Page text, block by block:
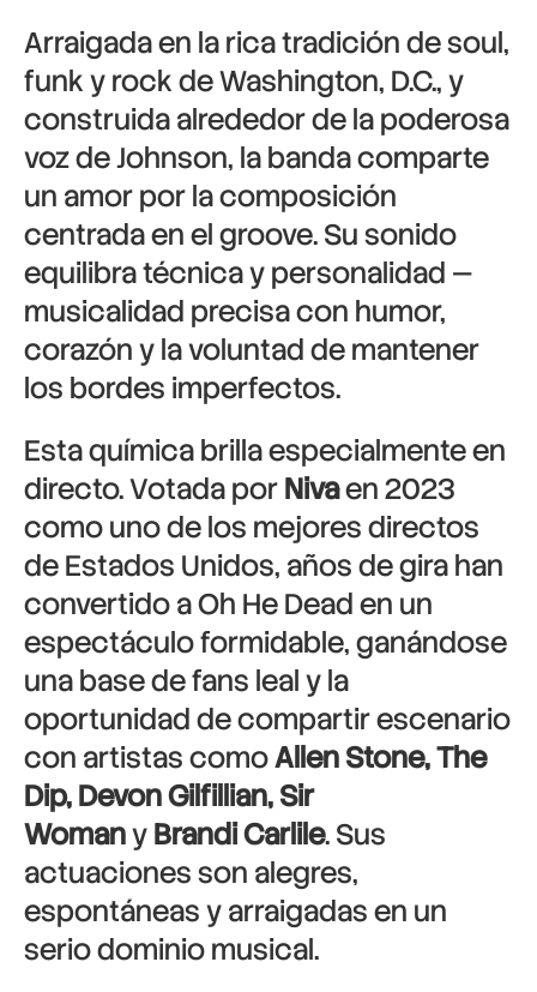
Arraigada en la rica tradición de soul,
funk y rock de Washington, D.C., y
construida alrededor de la poderosa
voz de Johnson, la banda comparte
un amor por la composición
centrada en el groove. Su sonido
equilibra técnica y personalidad —
musicalidad precisa con humor,
corazón y la voluntad de mantener
los bordes imperfectos.
Esta química brilla especialmente en
directo. Votada porNivaen 2023
como uno de los mejores directos
de Estados Unidos, años de gira han
convertido a Oh He Dead en un
espectáculo formidable, ganándose
una base de fans leal y la
oportunidad de compartir escenario
con artistas comoAllen Stone, The
Dip, Devon Gilfillian, Sir
WomanyBrandi Carlile. Sus
actuaciones son alegres,
espontáneas y arraigadas en un
serio dominio musical.